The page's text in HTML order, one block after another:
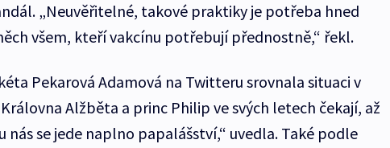
„Neuvěřitelné, takové praktiky je potřeba hned
všem, kteří vakcínu potřebují přednostně,“ řekl.
Pekarová Adamová na Twitteru srovnala situaci v
Alžběta a princ Philip ve svých letech čekají, až
nás se jede naplno papalášství,“ uvedla. Také podle